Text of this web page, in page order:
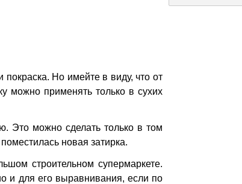
Но имейте в виду, что от
можно применять только в сухих
Это можно сделать только в том
новая затирка.
строительном супермаркете.
и для его выравнивания, если по